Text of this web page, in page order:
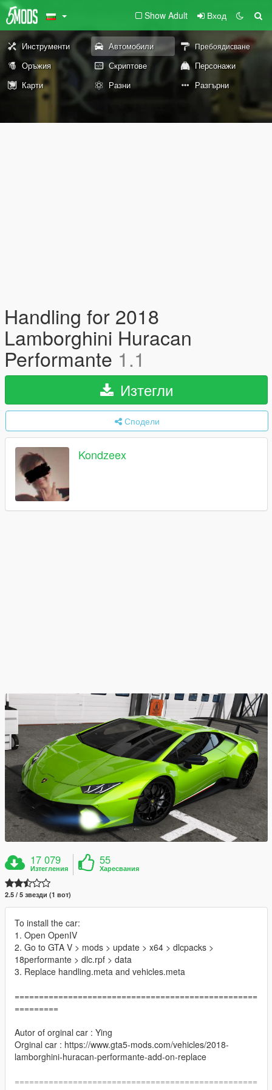
Show Adult Вход
Инструменти Автомобили Пребоядисване
Оръжия Скриптове
Персонажи
Карти
Разни Разгърни
Handling for 2018
Lamborghini Huracan
Performante 1.1
Изтегли
Сподели
Kondzeex
17 079
Изтегления
55
Харесвания
2.5 / 5 звезди (1 вот)
To install the car:
1. Open OpenIV
2. Go to GTA V > mods > update > x64 > dlcpacks >
18performante > dlc.rpf > data
3. Replace handling.meta and vehicles.meta
==================================================
=========
Autor of orginal car : Ying
Orginal car : https://www.gta5-mods.com/vehicles/2018-
lamborghini-huracan-performante-add-on-replace
==================================================